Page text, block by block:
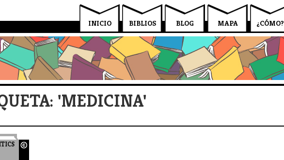
¿CÓMO?
MAPA
BLOG
BIBLIOS
INICIO
'MEDICINA'